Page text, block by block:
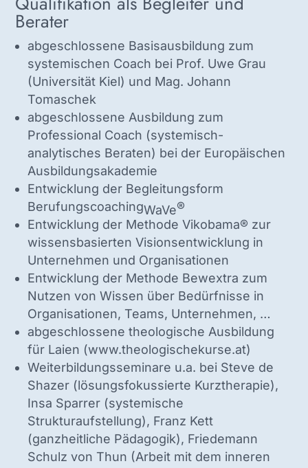
Berater
abgeschlossene Basisausbildung zum
systemischen Coach bei Prof. Uwe Grau
(Universität Kiel) und Mag. Johann
Tomaschek
abgeschlossene Ausbildung zum
Professional Coach (systemisch-
analytisches Beraten) bei der Europäischen
Ausbildungsakademie
Entwicklung der Begleitungsform
BerufungscoachingWaVe®
Entwicklung der Methode Vikobama® zur
wissensbasierten Visionsentwicklung in
Unternehmen und Organisationen
Entwicklung der Methode Bewextra zum
Nutzen von Wissen über Bedürfnisse in
Organisationen, Teams, Unternehmen, …
abgeschlossene theologische Ausbildung
für Laien (www.theologischekurse.at)
Weiterbildungsseminare u.a. bei Steve de
Shazer (lösungsfokussierte Kurztherapie),
Insa Sparrer (systemische
Strukturaufstellung), Franz Kett
(ganzheitliche Pädagogik), Friedemann
Schulz von Thun (Arbeit mit dem inneren